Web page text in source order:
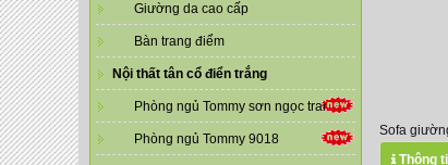
Giường da cao cấp
Bàn trang điểm
Nội thất tân cổ điển trắng
Phòng ngủ Tommy sơn ngọc trai
Phòng ngủ Tommy 9018
Sofa
Thông